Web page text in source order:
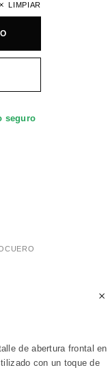
LIMPIAR
seguro
de abertura frontal en
con un toque de